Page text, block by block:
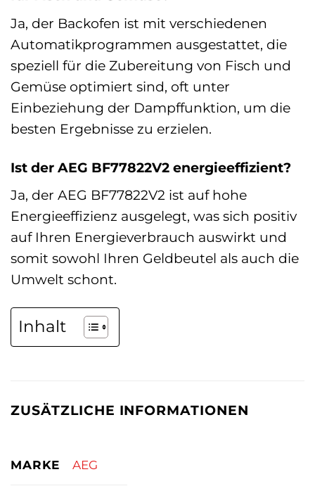
Ja, der Backofen ist mit verschiedenen
Automatikprogrammen ausgestattet, die
speziell für die Zubereitung von Fisch und
Gemüse optimiert sind, oft unter
Einbeziehung der Dampffunktion, um die
besten Ergebnisse zu erzielen.
Ist der AEG BF77822V2 energieeffizient?
Ja, der AEG BF77822V2 ist auf hohe
Energieeffizienz ausgelegt, was sich positiv
auf Ihren Energieverbrauch auswirkt und
somit sowohl Ihren Geldbeutel als auch die
Umwelt schont.
Inhalt
ZUSÄTZLICHE INFORMATIONEN
MARKE AEG